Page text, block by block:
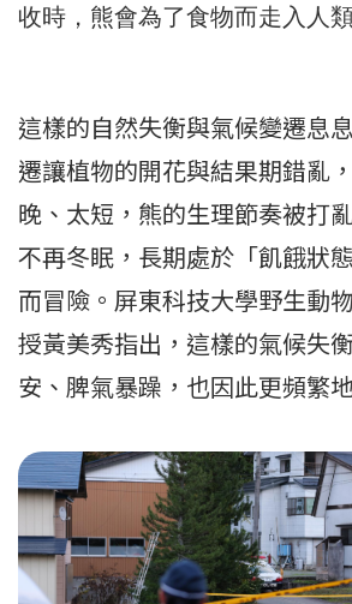
收時，熊會為了食物而走入人類
這樣的自然失衡與氣候變遷息
遷讓植物的開花與結果期錯亂
晚、太短，熊的生理節奏被打
不再冬眠，長期處於「飢餓狀
而冒險。屏東科技大學野生動
授黃美秀指出，這樣的氣候失
安、脾氣暴躁，也因此更頻繁